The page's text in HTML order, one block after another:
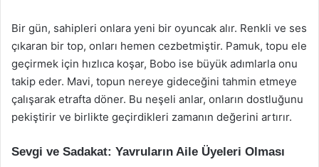
Bir gün, sahipleri onlara yeni bir oyuncak alır. Renkli ve ses
çıkaran bir top, onları hemen cezbetmiştir. Pamuk, topu ele
geçirmek için hızlıca koşar, Bobo ise büyük adımlarla onu
takip eder. Mavi, topun nereye gideceğini tahmin etmeye
çalışarak etrafta döner. Bu neşeli anlar, onların dostluğunu
pekiştirir ve birlikte geçirdikleri zamanın değerini artırır.
Sevgi ve Sadakat: Yavruların Aile Üyeleri Olması